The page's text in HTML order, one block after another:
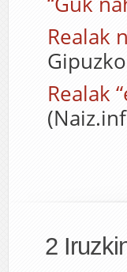
Realak
Realak
2